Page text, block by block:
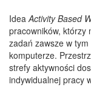
IdeaActivity Based
pracowników, którzy
zadań zawsze w
komputerze.
strefy aktywności
indywidualnej pracy